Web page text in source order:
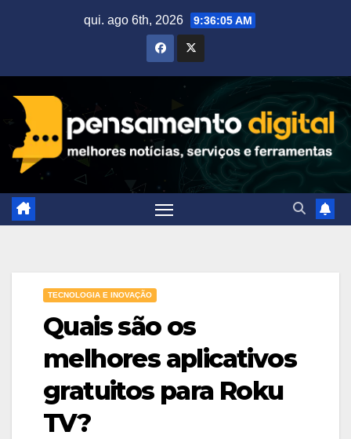
qui. ago 6th, 2026 9:36:06 AM
TECNOLOGIA E INOVAÇÃO
Quais são os
melhores aplicativos
gratuitos para Roku
TV?